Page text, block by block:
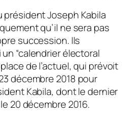
président Joseph Kabila
qu’il ne sera pas
succession. Ils
“calendrier électoral
de l’actuel, qui prévoit
décembre 2018 pour
Kabila, dont le dernier
20 décembre 2016.